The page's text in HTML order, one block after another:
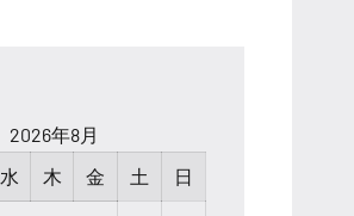
2026年8月
水 木 金 土 日